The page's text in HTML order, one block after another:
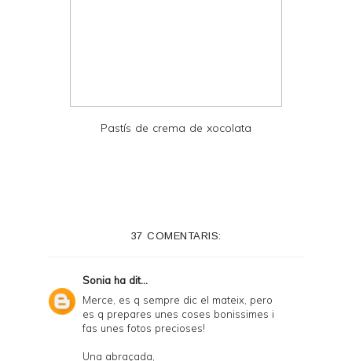
Pastís de crema de xocolata
37 COMENTARIS:
Sonia ha dit...
Merce, es q sempre dic el mateix, pero
es q prepares unes coses bonissimes i
fas unes fotos precioses!
Una abraçada,